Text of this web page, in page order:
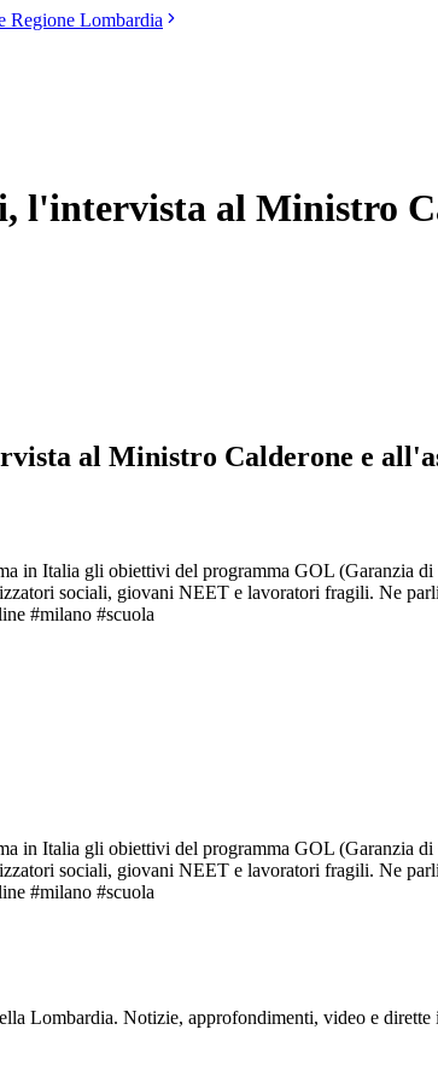
Regione Lombardia
l'intervista al Ministro
al Ministro Calderone e
in Italia gli obiettivi del programma GOL (Garanzia
sociali, giovani NEET e lavoratori fragili. Ne
#milano #scuola
in Italia gli obiettivi del programma GOL (Garanzia
sociali, giovani NEET e lavoratori fragili. Ne
#milano #scuola
Lombardia. Notizie, approfondimenti, video e dirette